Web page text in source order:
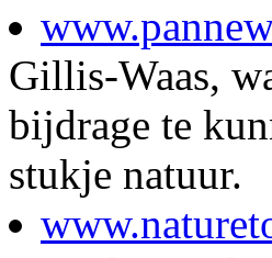
Gillis-Waas,
bijdrage te
stukje natuur.